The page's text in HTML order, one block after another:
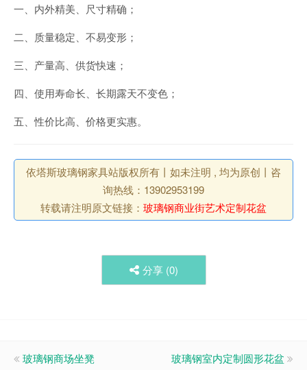
一、内外精美、尺寸精确；
二、质量稳定、不易变形；
三、产量高、供货快速；
四、使用寿命长、长期露天不变色；
五、性价比高、价格更实惠。
依塔斯玻璃钢家具站版权所有丨如未注明 , 均为原创丨咨
询热线：13902953199
转载请注明原文链接： 玻璃钢商业街艺术定制花盆
分享 (0)
玻璃钢商场坐凳 玻璃钢室内定制圆形花盆